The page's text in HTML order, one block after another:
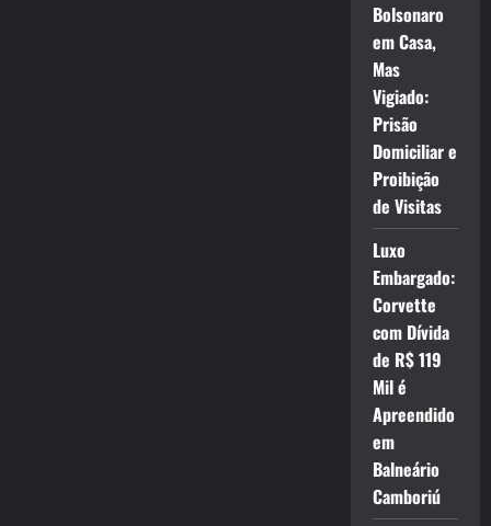
Bolsonaro
em Casa,
Mas
Vigiado:
Prisão
Domiciliar e
Proibição
de Visitas
Luxo
Embargado:
Corvette
com Dívida
de R$ 119
Mil é
Apreendido
em
Balneário
Camboriú